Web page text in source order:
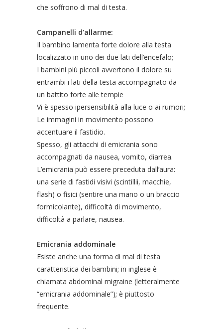
che soffrono di mal di testa.
Campanelli d’allarme:
Il bambino lamenta forte dolore alla testa
localizzato in uno dei due lati dell’encefalo;
I bambini più piccoli avvertono il dolore su
entrambi i lati della testa accompagnato da
un battito forte alle tempie
Vi è spesso ipersensibilità alla luce o ai rumori;
Le immagini in movimento possono
accentuare il fastidio.
Spesso, gli attacchi di emicrania sono
accompagnati da nausea, vomito, diarrea.
L’emicrania può essere preceduta dall’aura:
una serie di fastidi visivi (scintillii, macchie,
flash) o fisici (sentire una mano o un braccio
formicolante), difficoltà di movimento,
difficoltà a parlare, nausea.
Emicrania addominale
Esiste anche una forma di mal di testa
caratteristica dei bambini; in inglese è
chiamata abdominal migraine (letteralmente
“emicrania addominale”); è piuttosto
frequente.